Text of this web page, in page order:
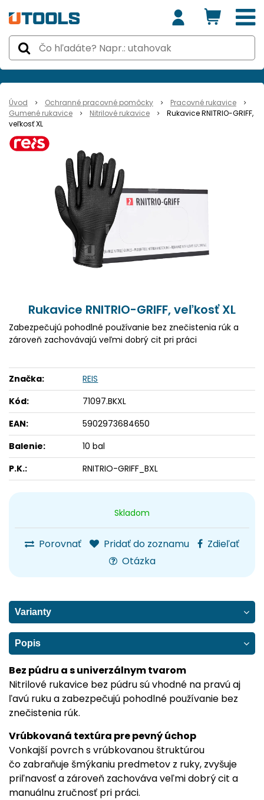
Úvod Ochranné pracovné pomôcky
Pracovné rukavice
Gumené rukavice
Nitrilové rukavice
Rukavice RNITRIO-GRIFF,
veľkosť XL
Skladom
Porovnať Pridať do zoznamu
Zdieľať
Otázka
Rukavice RNITRIO-GRIFF, veľkosť XL
Zabezpečujú pohodlné používanie bez znečistenia rúk a
zároveň zachovávajú veľmi dobrý cit pri práci
Značka:
REIS
Kód:
71097.BKXL
EAN:
5902973684650
Balenie:
10 bal
P.K.:
RNITRIO-GRIFF_BXL
Varianty
Popis
Bez púdru a s univerzálnym tvarom
Nitrilové rukavice bez púdru sú vhodné na pravú aj
ľavú ruku a zabezpečujú pohodlné používanie bez
znečistenia rúk.
Vrúbkovaná textúra pre pevný úchop
Vonkajší povrch s vrúbkovanou štruktúrou
čo zabraňuje šmýkaniu predmetov z ruky, zvyšuje
priľnavosť a zároveň zachováva veľmi dobrý cit a
manuálnu zručnosť pri práci.